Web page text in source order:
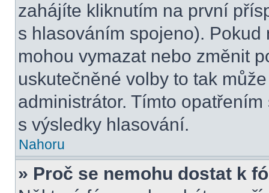
zahájíte kliknutím na první
s hlasováním spojeno).
mohou vymazat nebo změnit
uskutečněné volby to tak
administrátor. Tímto
s výsledky hlasování.
Nahoru
» Proč se nemohu dostat k